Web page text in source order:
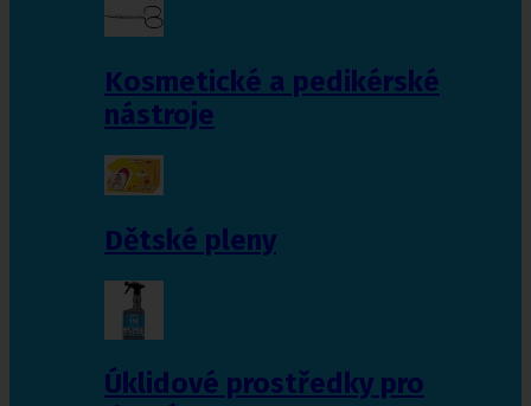
Kosmetické a pedikérské
nástroje
Dětské pleny
Úklidové prostředky pro